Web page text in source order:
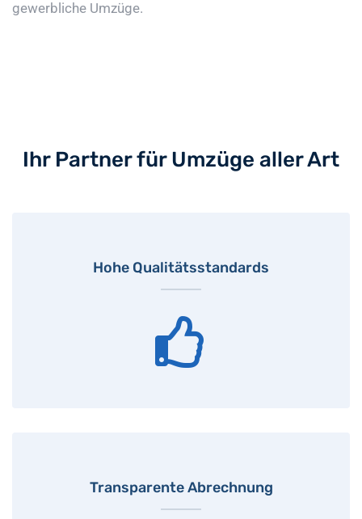
gewerbliche Umzüge.
Ihr Partner für Umzüge aller Art
Hohe Qualitätsstandards
Transparente Abrechnung